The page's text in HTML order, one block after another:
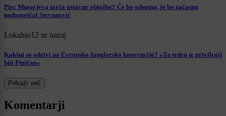
Pirc Musarjeva tarča ustavne obtožbe? Če bo odsotna, jo bo začasno
nadomeščal Stevanović
Lokalno12 ur nazaj
Kakšni so odzivi na Evropsko žonglersko konvencijo? »Ta teden je privilegij
biti Ptujčan«
Prikaži več
Komentarji